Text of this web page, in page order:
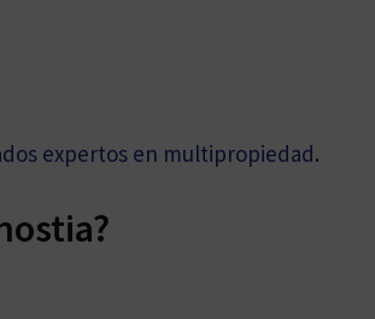
expertos en multipropiedad.